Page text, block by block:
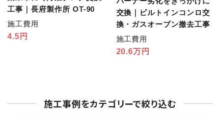
工事｜長府製作所 OT-90
施工費用
4.5円
交換｜ビルトインコンロ交
換・ガスオーブン撤去工事
施工費用
20.6万円
施工事例をカテゴリーで絞り込む